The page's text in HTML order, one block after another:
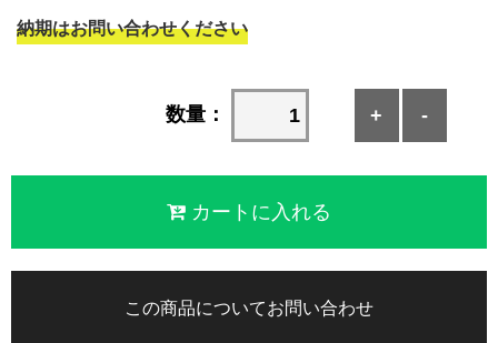
納期はお問い合わせください
数量： + -
この商品についてお問い合わせ